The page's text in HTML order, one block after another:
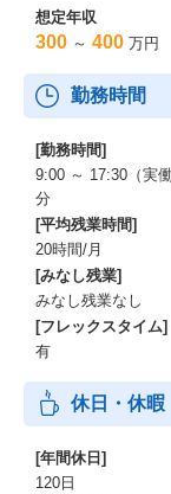
想定年収
300 ～ 400 万円
勤務時間
[勤務時間]
9:00 ～ 17:30（実
分
[平均残業時間]
20時間/月
[みなし残業]
みなし残業なし
[フレックスタイム]
有
休日・休暇
[年間休日]
120日